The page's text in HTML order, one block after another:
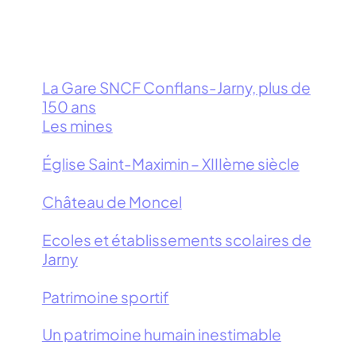
La Gare SNCF Conflans-Jarny, plus de
150 ans
Les mines
Église Saint-Maximin – XIIIème siècle
Château de Moncel
Ecoles et établissements scolaires de
Jarny
Patrimoine sportif
Un patrimoine humain inestimable